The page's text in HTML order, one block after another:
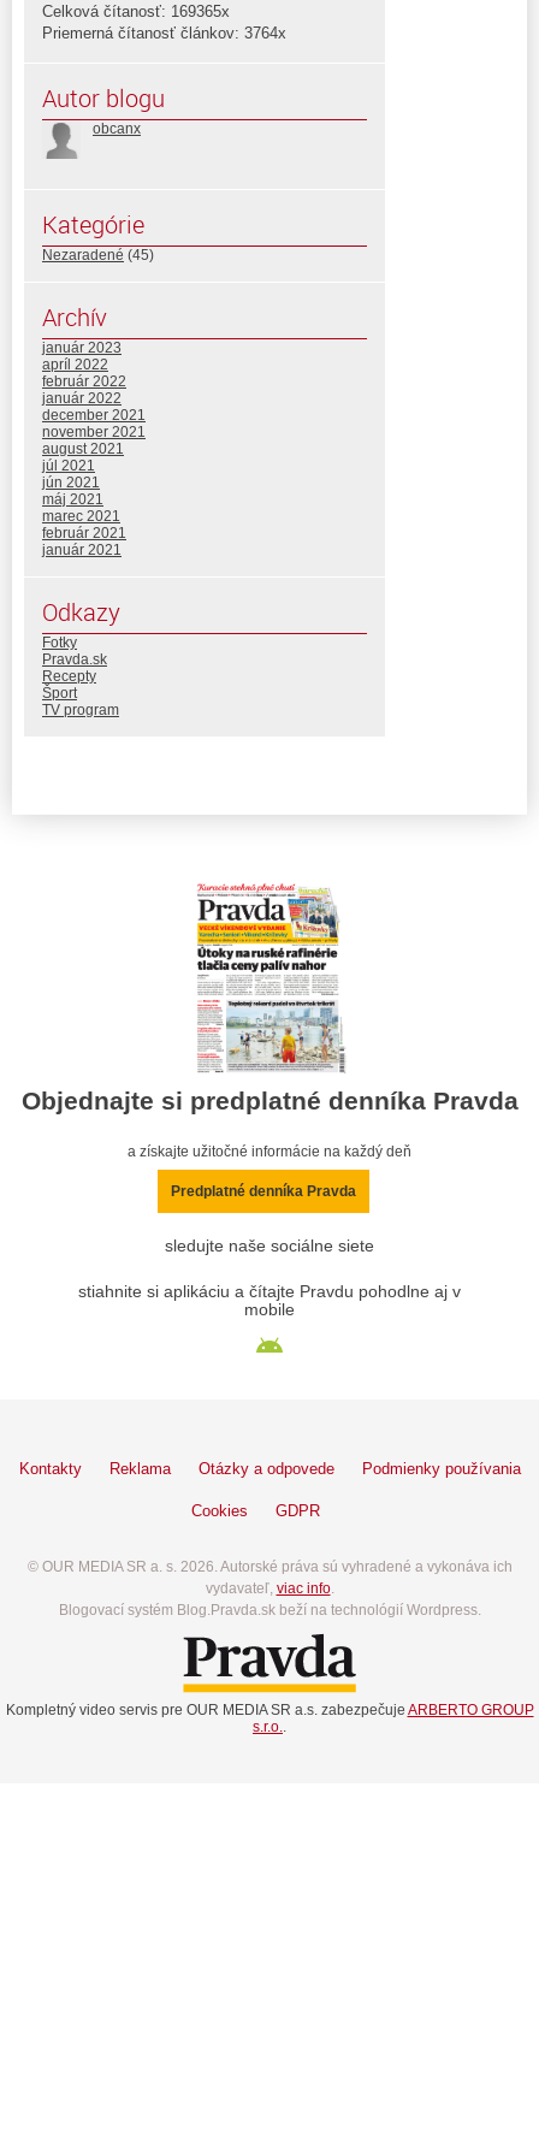
Celková čítanosť: 169365x
Priemerná čítanosť článkov: 3764x
Autor blogu
obcanx
Kategórie
Nezaradené (45)
Archív
január 2023
apríl 2022
február 2022
január 2022
december 2021
november 2021
august 2021
júl 2021
jún 2021
máj 2021
marec 2021
február 2021
január 2021
Odkazy
Fotky
Pravda.sk
Recepty
Šport
TV program
Objednajte si predplatné denníka Pravda
a získajte užitočné informácie na každý deň
Predplatné denníka Pravda
sledujte naše sociálne siete
stiahnite si aplikáciu a čítajte Pravdu pohodlne aj v
mobile
Kontakty Reklama Otázky a odpovede Podmienky používania
Cookies GDPR
© OUR MEDIA SR a. s. 2026. Autorské práva sú vyhradené a vykonáva ich
vydavateľ, viac info.
Blogovací systém Blog.Pravda.sk beží na technológií Wordpress.
Kompletný video servis pre OUR MEDIA SR a.s. zabezpečuje ARBERTO GROUP
s.r.o..